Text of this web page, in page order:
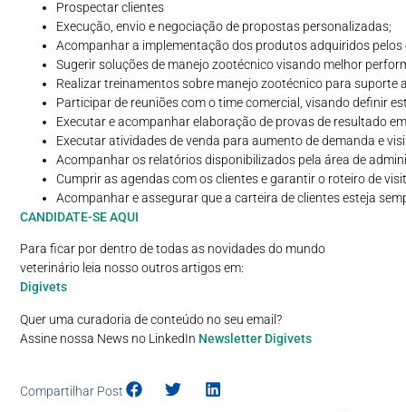
Prospectar clientes
Execução, envio e negociação de propostas personalizadas;
Acompanhar a implementação dos produtos adquiridos
Sugerir soluções de manejo zootécnico visando melhor
Realizar treinamentos sobre manejo zootécnico para suporte
Participar de reuniões com o time comercial, visando definir
Executar e acompanhar elaboração de provas de resultado
Executar atividades de venda para aumento de demanda e
Acompanhar os relatórios disponibilizados pela área de
Cumprir as agendas com os clientes e garantir o roteiro de
Acompanhar e assegurar que a carteira de clientes esteja
CANDIDATE-SE AQUI
Para ficar por dentro de todas as novidades do mundo
veterinário leia nosso outros artigos em:
Digivets
Quer uma curadoria de conteúdo no seu email?
Assine nossa News no LinkedIn Newsletter Digivets
Compartilhar Post